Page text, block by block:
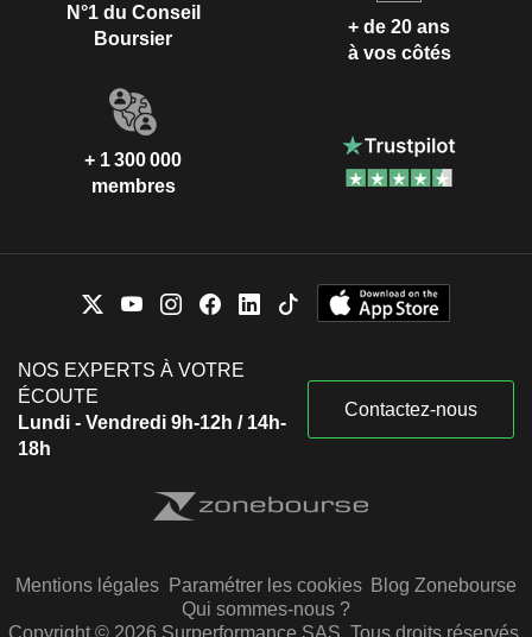
N°1 du Conseil
Boursier
+ de 20 ans
à vos côtés
+ 1 300 000
membres
NOS EXPERTS À VOTRE
ÉCOUTE
Lundi - Vendredi 9h-12h / 14h-
18h
Contactez-nous
Mentions légales Paramétrer les cookies Blog Zonebourse
Qui sommes-nous ?
Copyright © 2026 Surperformance SAS. Tous droits réservés.